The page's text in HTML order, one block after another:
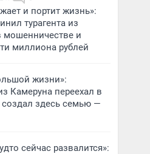
и портит жизнь»:
турагента из
мошенничестве и
миллиона рублей
жизни»:
Камеруна переехал в
здесь семью —
сейчас развалится»: